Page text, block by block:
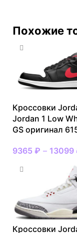
Похожие
Кроссовки
Jordan 1 Low
GS оригинал
9365 ₽ – 13099
Кроссовки